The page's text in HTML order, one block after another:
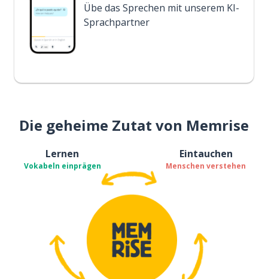
Übe das Sprechen mit unserem KI-
Sprachpartner
Die geheime Zutat von Memrise
Lernen
Vokabeln einprägen
Eintauchen
Menschen verstehen